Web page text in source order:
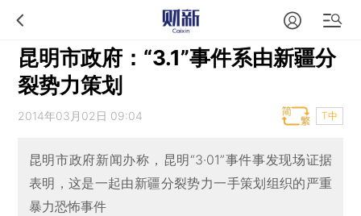
昆明市政府：“3.1”事件系由新疆分
裂势力策划
2014年03月02日 09:04 T中
昆明市政府新闻办称，昆明“3·01”事件事发现场证据
表明，这是一起由新疆分裂势力一手策划组织的严重
暴力恐怖事件